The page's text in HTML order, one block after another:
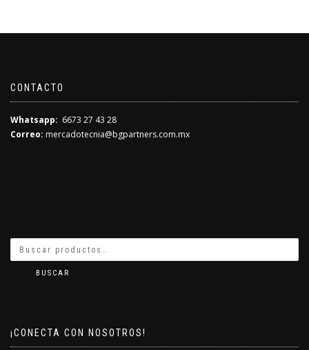
CONTACTO
Whatsapp: 6673 27 43 28
Correo: mercadotecnia@bgpartners.com.mx
BUSCAR
¡CONECTA CON NOSOTROS!